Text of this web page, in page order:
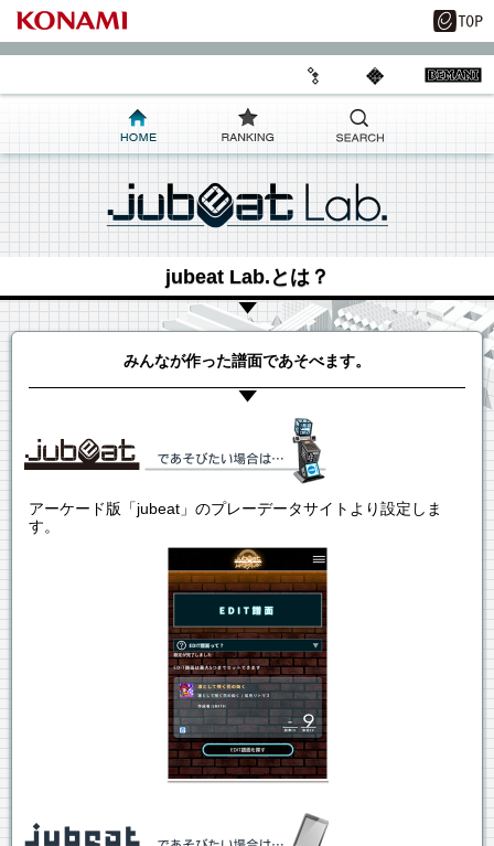
jubeat Lab.とは？
みんなが作った譜面であそべます。
アーケード版「jubeat」のプレーデータサイトより設定しま
す。